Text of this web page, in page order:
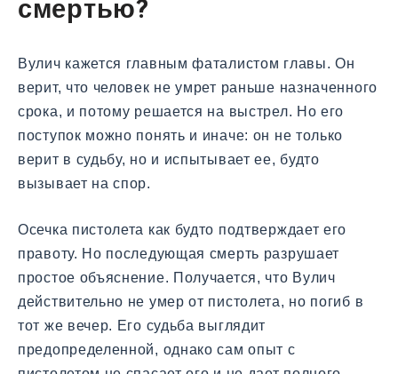
смертью?
Вулич кажется главным фаталистом главы. Он
верит, что человек не умрет раньше назначенного
срока, и потому решается на выстрел. Но его
поступок можно понять и иначе: он не только
верит в судьбу, но и испытывает ее, будто
вызывает на спор.
Осечка пистолета как будто подтверждает его
правоту. Но последующая смерть разрушает
простое объяснение. Получается, что Вулич
действительно не умер от пистолета, но погиб в
тот же вечер. Его судьба выглядит
предопределенной, однако сам опыт с